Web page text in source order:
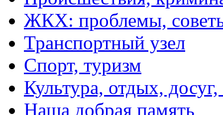
ЖКХ: проблемы,
Транспортный узел
Спорт, туризм
Культура, отдых,
Наша добрая память